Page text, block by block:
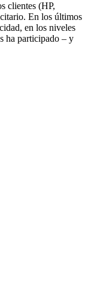
clientes (HP,
En los últimos
en los niveles
ha participado – y